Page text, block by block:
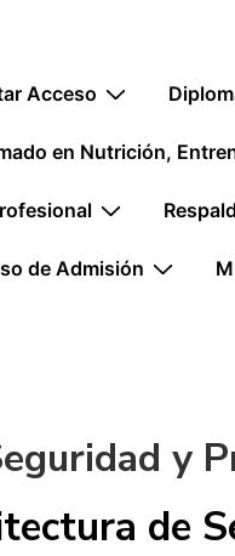
Acceso
en Nutrición,
de Admisión
y
de